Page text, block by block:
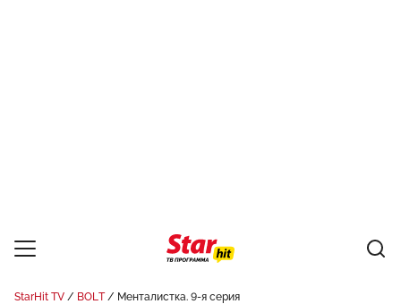
StarHit TV BOLT Менталистка. 9-я серия